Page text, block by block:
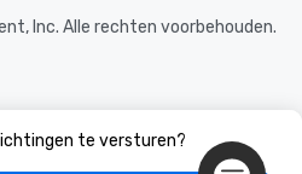
te versturen?
Inc. Alle rechten voorbehouden.